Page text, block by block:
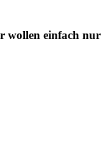
wollen einfach nur